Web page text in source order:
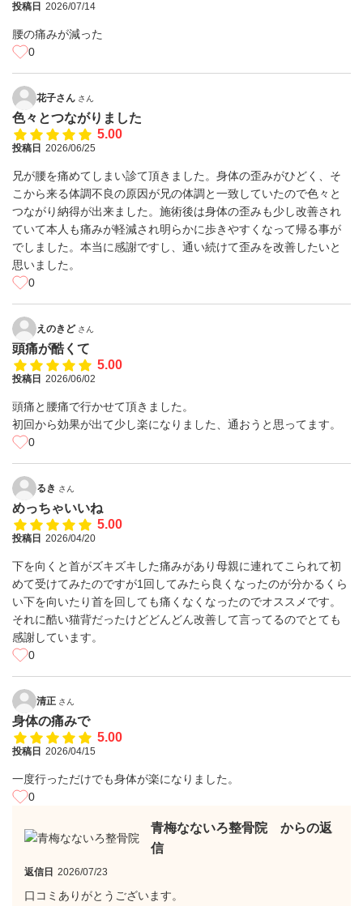
投稿日 2026/07/14
腰の痛みが減った
0
花子さん さん
色々とつながりました
5.00
投稿日 2026/06/25
兄が腰を痛めてしまい診て頂きました。身体の歪みがひどく、そ
こから来る体調不良の原因が兄の体調と一致していたので色々と
つながり納得が出来ました。施術後は身体の歪みも少し改善され
ていて本人も痛みが軽減され明らかに歩きやすくなって帰る事が
でしました。本当に感謝ですし、通い続けて歪みを改善したいと
思いました。
0
えのきど さん
頭痛が酷くて
5.00
投稿日 2026/06/02
頭痛と腰痛で行かせて頂きました。
初回から効果が出て少し楽になりました、通おうと思ってます。
0
るき さん
めっちゃいいね
5.00
投稿日 2026/04/20
下を向くと首がズキズキした痛みがあり母親に連れてこられて初
めて受けてみたのですが1回してみたら良くなったのが分かるくら
い下を向いたり首を回しても痛くなくなったのでオススメです。
それに酷い猫背だったけどどんどん改善して言ってるのでとても
感謝しています。
0
清正 さん
身体の痛みで
5.00
投稿日 2026/04/15
一度行っただけでも身体が楽になりました。
0
青梅なないろ整骨院 からの返
信
返信日 2026/07/23
口コミありがとうございます。